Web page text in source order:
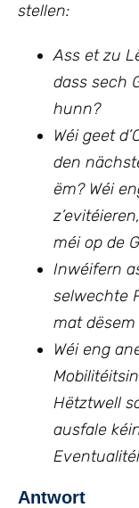
stellen:
Ass et zu
dass sech
hunn?
Wéi geet
den
ëm? Wéi
méi op de
Inwéifern
selwechte
mat dësem
Wéi eng
Hëtztwell
ausfale
Antwort